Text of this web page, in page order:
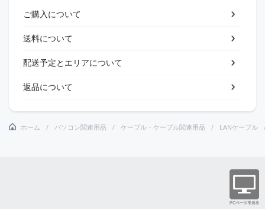
ご購入について
送料について
配送予定とエリアについて
返品について
ホーム パソコン関連用品 ケーブル・ケーブル関連用品 LANケーブル